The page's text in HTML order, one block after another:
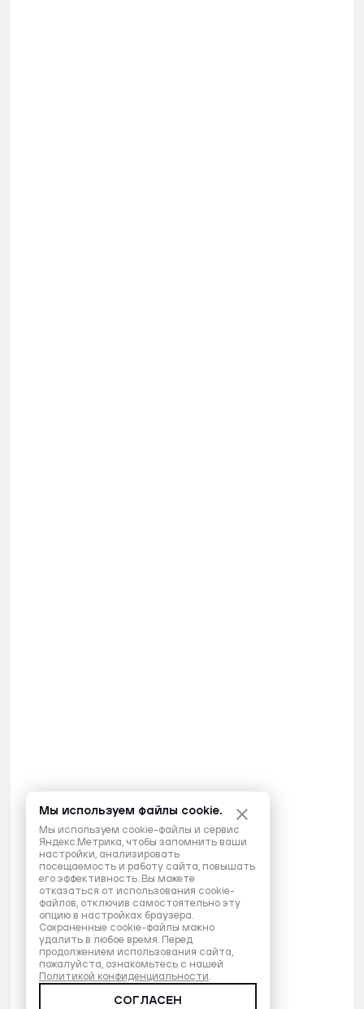
Мы используем файлы cookie.
Мы используем cookie-файлы и сервис
Яндекс.Метрика, чтобы запомнить ваши
настройки, анализировать
посещаемость и работу сайта, повышать
его эффективность. Вы можете
отказаться от использования cookie-
файлов, отключив самостоятельно эту
опцию в настройках браузера.
Сохраненные cookie-файлы можно
удалить в любое время. Перед
продолжением использования сайта,
пожалуйста, ознакомьтесь с нашей
Политикой конфиденциальности.
СОГЛАСЕН